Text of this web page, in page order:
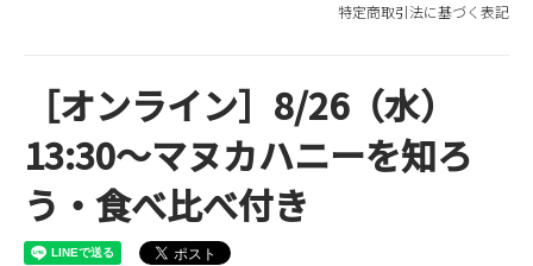
特定商取引法に基づく表記
［オンライン］8/26（水）
13:30～マヌカハニーを知ろ
う・食べ比べ付き